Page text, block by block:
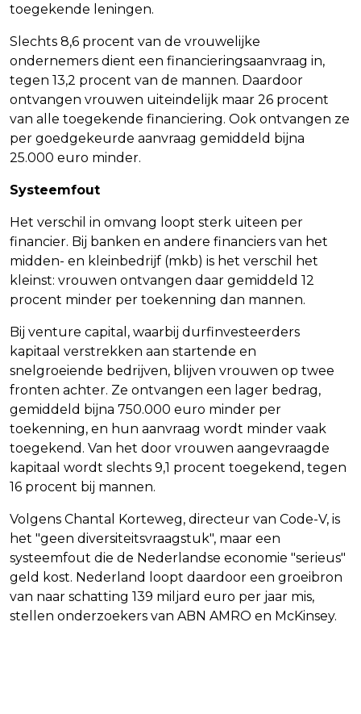
toegekende leningen.
Slechts 8,6 procent van de vrouwelijke
ondernemers dient een financieringsaanvraag in,
tegen 13,2 procent van de mannen. Daardoor
ontvangen vrouwen uiteindelijk maar 26 procent
van alle toegekende financiering. Ook ontvangen ze
per goedgekeurde aanvraag gemiddeld bijna
25.000 euro minder.
Systeemfout
Het verschil in omvang loopt sterk uiteen per
financier. Bij banken en andere financiers van het
midden- en kleinbedrijf (mkb) is het verschil het
kleinst: vrouwen ontvangen daar gemiddeld 12
procent minder per toekenning dan mannen.
Bij venture capital, waarbij durfinvesteerders
kapitaal verstrekken aan startende en
snelgroeiende bedrijven, blijven vrouwen op twee
fronten achter. Ze ontvangen een lager bedrag,
gemiddeld bijna 750.000 euro minder per
toekenning, en hun aanvraag wordt minder vaak
toegekend. Van het door vrouwen aangevraagde
kapitaal wordt slechts 9,1 procent toegekend, tegen
16 procent bij mannen.
Volgens Chantal Korteweg, directeur van Code-V, is
het "geen diversiteitsvraagstuk", maar een
systeemfout die de Nederlandse economie "serieus"
geld kost. Nederland loopt daardoor een groeibron
van naar schatting 139 miljard euro per jaar mis,
stellen onderzoekers van ABN AMRO en McKinsey.